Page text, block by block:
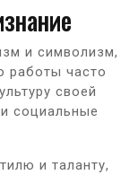
и символизм,
работы часто
своей
социальные
и таланту,